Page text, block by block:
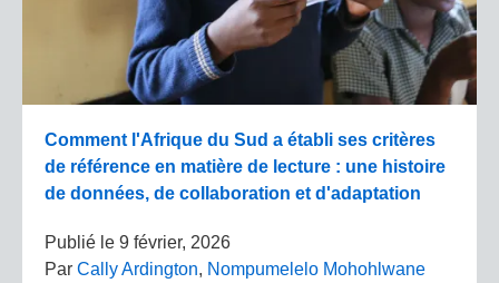
Comment l'Afrique du Sud a établi ses critères
de référence en matière de lecture : une histoire
de données, de collaboration et d'adaptation
Publié le 9 février, 2026
Par Cally Ardington, Nompumelelo Mohohlwane